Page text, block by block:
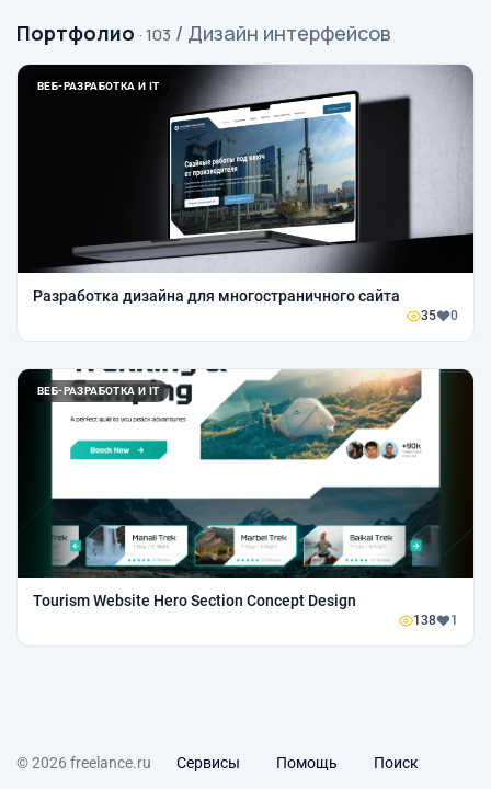
Портфолио · 103 / Дизайн интерфейсов
ВЕБ-РАЗРАБОТКА И IT
Разработка дизайна для многостраничного сайта
35 0
ВЕБ-РАЗРАБОТКА И IT
Tourism Website Hero Section Concept Design
138 1
© 2026 freelance.ru Сервисы Помощь Поиск